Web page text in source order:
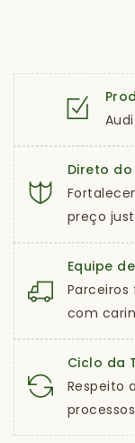
Direto
preço
Equipe
com
Ciclo da
Respeito
processos